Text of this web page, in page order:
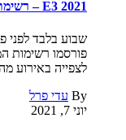
E3 2021 – רשימת כל המשחקים שיופיעו באירוע
שבוע בלבד לפני
לצפייה באירוע
By עדי פרל
יוני 7, 2021